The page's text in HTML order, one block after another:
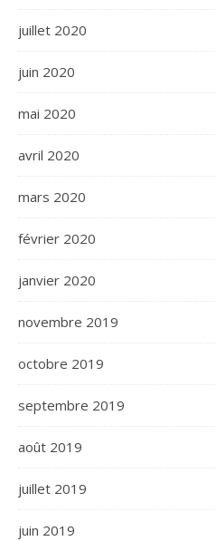
juillet 2020
juin 2020
mai 2020
avril 2020
mars 2020
février 2020
janvier 2020
novembre 2019
octobre 2019
septembre 2019
août 2019
juillet 2019
juin 2019